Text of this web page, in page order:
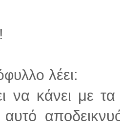
λέει:
να κάνει με
αυτό